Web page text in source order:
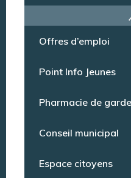
Offres d’emploi
Point Info Jeunes
Pharmacie de garde
Conseil municipal
Espace citoyens